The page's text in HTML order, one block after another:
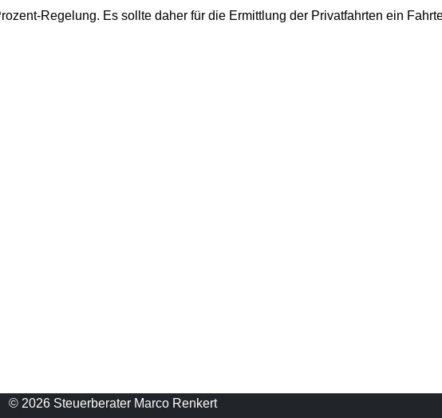
Regelung. Es sollte daher für die Ermittlung der Privatfahrten ein
© 2026 Steuerberater Marco Renkert